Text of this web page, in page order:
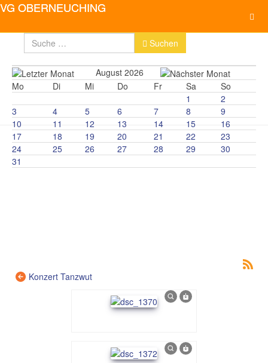
Suchen Suchen
August 2026
Mo
Di Mi Do Fr Sa
So
1
2
3
4 5 6 7 8
9
10
11 12 13 14 15
16
17
18 19 20 21 22
23
24
25 26 27 28 29
30
31
Konzert Tanzwut